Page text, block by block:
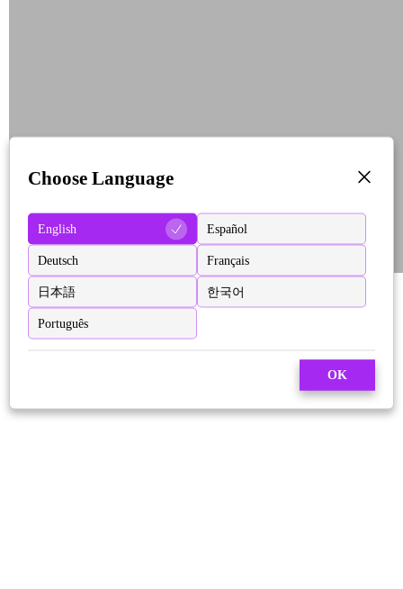
Choose Language
English Español
Deutsch Français
日本語 한국어
Português
OK